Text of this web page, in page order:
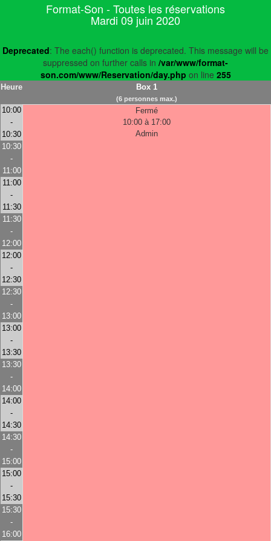
Format-Son - Toutes les réservations
Mardi 09 juin 2020
Deprecated: The each() function is deprecated. This message will be
suppressed on further calls in /var/www/format-
son.com/www/Reservation/day.php on line 255
Heure Box 1
(6 personnes max.)
10:00
-
10:30
Fermé
10:00 à 17:00
Admin
10:30
-
11:00
11:00
-
11:30
11:30
-
12:00
12:00
-
12:30
12:30
-
13:00
13:00
-
13:30
13:30
-
14:00
14:00
-
14:30
14:30
-
15:00
15:00
-
15:30
15:30
-
16:00